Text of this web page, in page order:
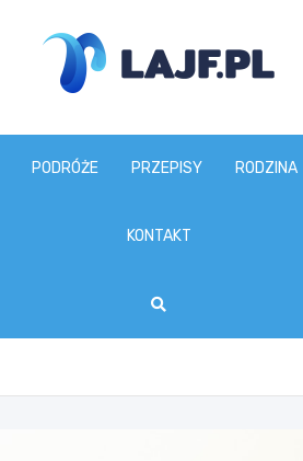
lajf.pl
PODRÓŻE PRZEPISY RODZINA
KONTAKT